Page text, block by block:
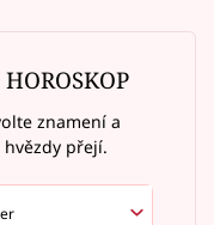
znamení a
přejí.